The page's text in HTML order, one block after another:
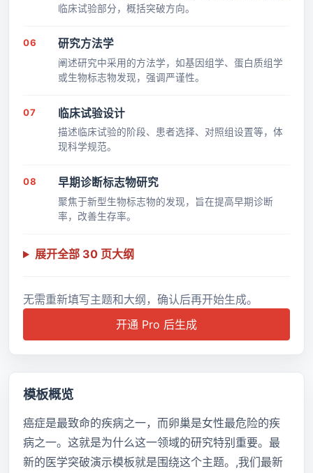
临床试验部分，概括突破方向。
06 研究方法学
阐述研究中采用的方法学，如基因组学、蛋白质组学
或生物标志物发现，强调严谨性。
07 临床试验设计
描述临床试验的阶段、患者选择、对照组设置等，体
现科学规范。
08 早期诊断标志物研究
聚焦于新型生物标志物的发现，旨在提高早期诊断
率，改善生存率。
展开全部 30 页大纲
无需重新填写主题和大纲，确认后再开始生成。
开通 Pro 后生成
模板概览
癌症是最致命的疾病之一，而卵巢是女性最危险的疾
病之一。这就是为什么这一领域的研究特别重要。最
新的医学突破演示模板就是围绕这个主题。,我们最新